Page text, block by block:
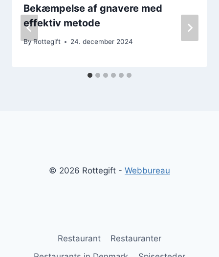
Bekæmpelse af gnavere med
effektiv metode
ByRottegift 24. december 2024
© 2026 Rottegift - Webbureau
Restaurant
Restauranter